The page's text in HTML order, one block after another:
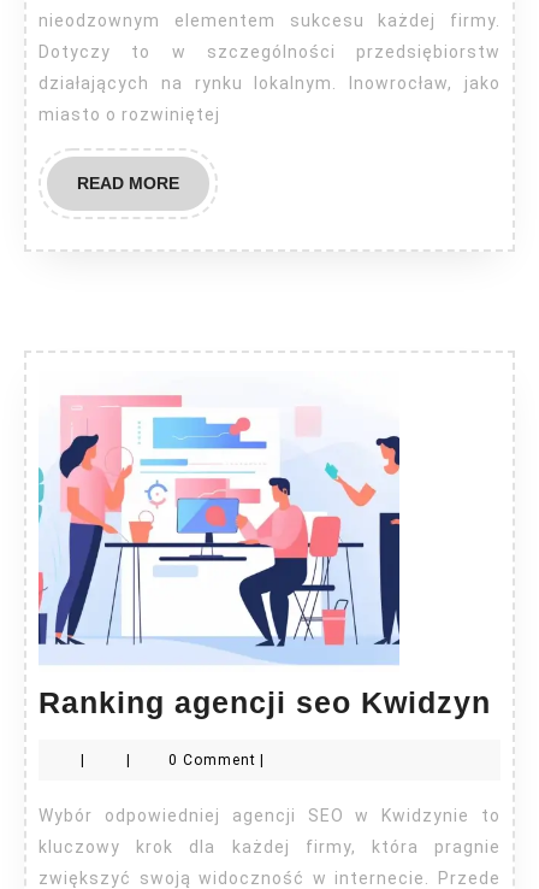
nieodzownym elementem sukcesu każdej firmy.
Dotyczy to w szczególności przedsiębiorstw
działających na rynku lokalnym. Inowrocław, jako
miasto o rozwiniętej
READ MOREREAD
MORE
Ranking agencji seo Kwidzyn
| | 0 Comment |
Wybór odpowiedniej agencji SEO w Kwidzynie to
kluczowy krok dla każdej firmy, która pragnie
zwiększyć swoją widoczność w internecie. Przede